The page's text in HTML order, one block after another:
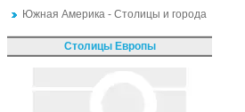
Южная Америка - Столицы и города
Столицы Европы